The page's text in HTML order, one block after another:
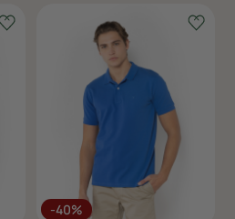
-40%